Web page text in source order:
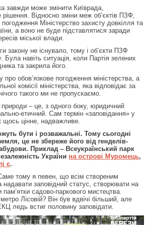
завжди може змінити Київрада,
Відносно зміни меж об’єктів ПЗФ,
Міністерство захисту довкілля та
а воно не буде підставлятися заради
міської влади.
закону не існувало, тому і об’єкти ПЗФ
навіть ситуація, коли Партія зелених
та закрила його.
обов’язкове погодження міністерства, а
комісії міністерства, яка відповідає за
такого ми не пропускаємо.
– це, з одного боку, юридичний
етичний. Сам термін «заповідання» у
щось цінне, надважливе.
бути і розважальні. Тому сьогодні
це не збереже його від генделів-
Приклад – Всеукраїнський парк
України на острові Муромець,
є.
тому я певен, що всім створеним
заповідний статус, створювати на
пам’ятки садово-паркового мистецтва.
Лісовій? Він був вдвічі більший, але
ледь встиг половину заповідати.